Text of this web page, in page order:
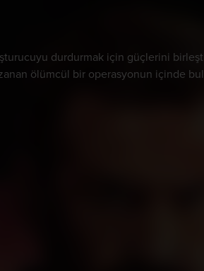
durdurmak için güçlerini
ölümcül bir operasyonun içinde